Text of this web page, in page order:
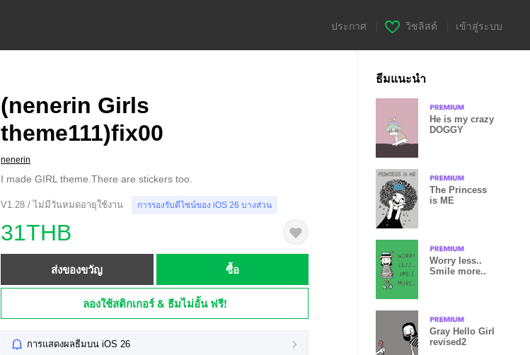
ประกาศ วิชลิสต์ เข้าสู่ระบบ
(nenerin Girls
theme111)fix00
nenerin
I made GIRL theme.There are stickers too.
V1.28 / ไม่มีวันหมดอายุใช้งาน การรองรับดีไซน์ของ iOS 26 บางส่วน
31THB
ส่งของขวัญ ซื้อ
ลองใช้สติกเกอร์ & ธีมไม่อั้น ฟรี!
การแสดงผลธีมบน iOS 26
ธีมแนะนำ
He is my crazy
DOGGY
The Princess
is ME
Worry less..
Smile more..
Gray Hello Girl
revised2